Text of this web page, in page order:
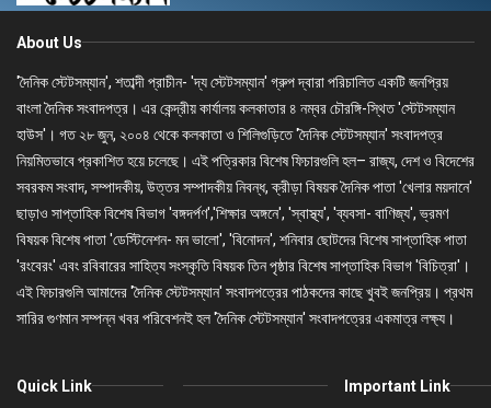
About Us
'দৈনিক স্টেটসম্যান', শতাব্দী প্রাচীন- 'দ্য স্টেটসম্যান' গ্রুপ দ্বারা পরিচালিত একটি জনপ্রিয়
বাংলা দৈনিক সংবাদপত্র। এর কেন্দ্রীয় কার্যালয় কলকাতার ৪ নম্বর চৌরঙ্গি-স্থিত 'স্টেটসম্যান
হাউস'। গত ২৮ জুন, ২০০৪ থেকে কলকাতা ও শিলিগুড়িতে 'দৈনিক স্টেটসম্যান' সংবাদপত্র
নিয়মিতভাবে প্রকাশিত হয়ে চলেছে। এই পত্রিকার বিশেষ ফিচারগুলি হল– রাজ্য, দেশ ও বিদেশের
সবরকম সংবাদ, সম্পাদকীয়, উত্তর সম্পাদকীয় নিবন্ধ, ক্রীড়া বিষয়ক দৈনিক পাতা 'খেলার ময়দানে'
ছাড়াও সাপ্তাহিক বিশেষ বিভাগ 'বঙ্গদর্পণ','শিক্ষার অঙ্গনে', 'স্বাস্থ্য', 'ব্যবসা- বাণিজ্য', ভ্রমণ
বিষয়ক বিশেষ পাতা 'ডেস্টিনেশন- মন ভালো', 'বিনোদন', শনিবার ছোটদের বিশেষ সাপ্তাহিক পাতা
'রংবেরং' এবং রবিবারের সাহিত্য সংস্কৃতি বিষয়ক তিন পৃষ্ঠার বিশেষ সাপ্তাহিক বিভাগ 'বিচিত্রা'।
এই ফিচারগুলি আমাদের 'দৈনিক স্টেটসম্যান' সংবাদপত্রের পাঠকদের কাছে খুবই জনপ্রিয়। প্রথম
সারির গুণমান সম্পন্ন খবর পরিবেশনই হল 'দৈনিক স্টেটসম্যান' সংবাদপত্রের একমাত্র লক্ষ্য।
Quick Link Important Link